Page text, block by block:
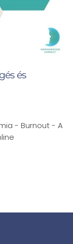
és
- Burnout - A